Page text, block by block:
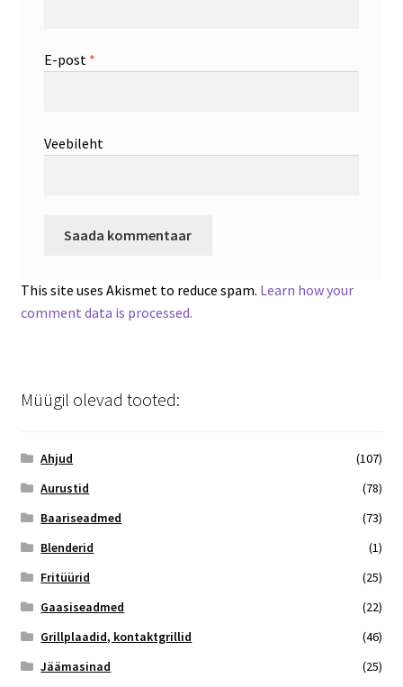
E-post *
Veebileht
This site uses Akismet to reduce spam. Learn how your
comment data is processed.
Müügil olevad tooted:
Ahjud
(107)
Aurustid
(78)
Baariseadmed
(73)
Blenderid
(1)
Fritüürid
(25)
Gaasiseadmed
(22)
Grillplaadid, kontaktgrillid
(46)
Jäämasinad
(25)